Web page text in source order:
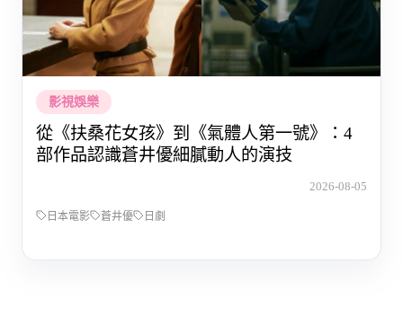
影視娛樂
從《扶桑花女孩》到《氣體人第一號》：4
部作品認識蒼井優細膩動人的演技
2026-08-05
日本電影 蒼井優 日劇